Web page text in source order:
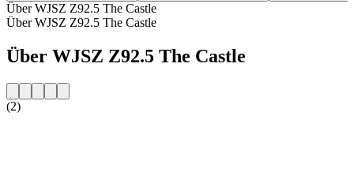
Über WJSZ Z92.5 The Castle
Über WJSZ Z92.5 The Castle
Über WJSZ Z92.5 The Castle
(2)